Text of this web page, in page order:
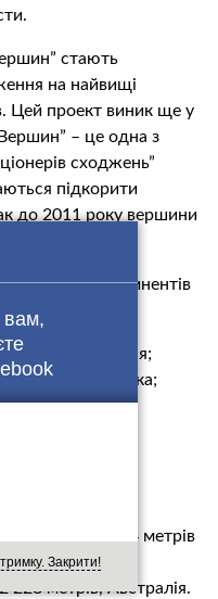
вам,
Закрити!
стають
на найвищі
Цей проект виник ще у
– це одна з
сходжень”
підкорити
до 2011 року вершини
всіх континентів
848 метрів, Азія;
Південна Америка;
Північна
Африка;
Антарктида;
Джая) – 4 884 метрів
Гвінея) та Пік
метрів, Австралія.